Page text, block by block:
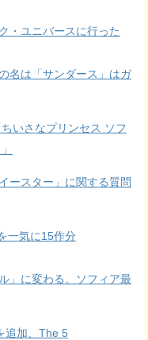
・ユニバースに行った
名は「サンダース」はガ
いさなプリンセス ソフ
ースター」に関する質問
一気に15作分
」に変わる。ソフィア最
追加、The 5